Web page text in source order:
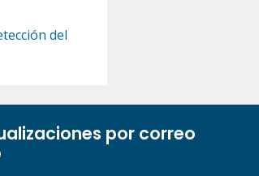
del
por correo